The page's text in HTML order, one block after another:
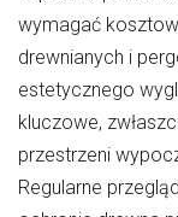
wymagać
drewnianych i
estetycznego
kluczowe,
przestrzeni
Regularne